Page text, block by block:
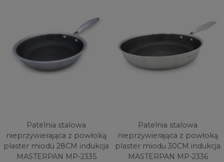
Patelnia stalowa
nieprzywierająca z powłoką
plaster miodu 28CM indukcja
MASTERPAN MP-2335
Patelnia stalowa
nieprzywierająca z powłoką
plaster miodu 30CM indukcja
MASTERPAN MP-2336